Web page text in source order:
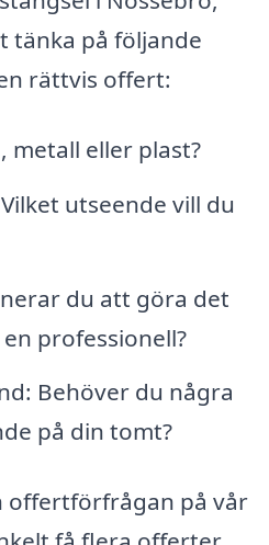
tänka på följande
rättvis offert:
metall eller plast?
utseende vill du
du att göra det
professionell?
Behöver du några
på din tomt?
offertförfrågan på vår